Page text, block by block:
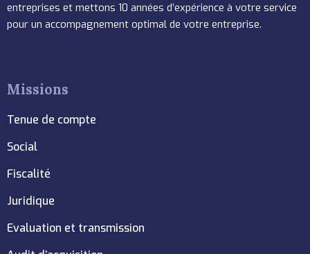
entreprises et mettons 10 années d’expérience à votre service
pour un accompagnement optimal de votre entreprise.
Missions
Tenue de compte
Social
Fiscalité
Juridique
Evaluation et transmission